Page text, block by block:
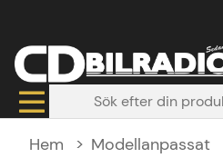
Hem Modellanpassat